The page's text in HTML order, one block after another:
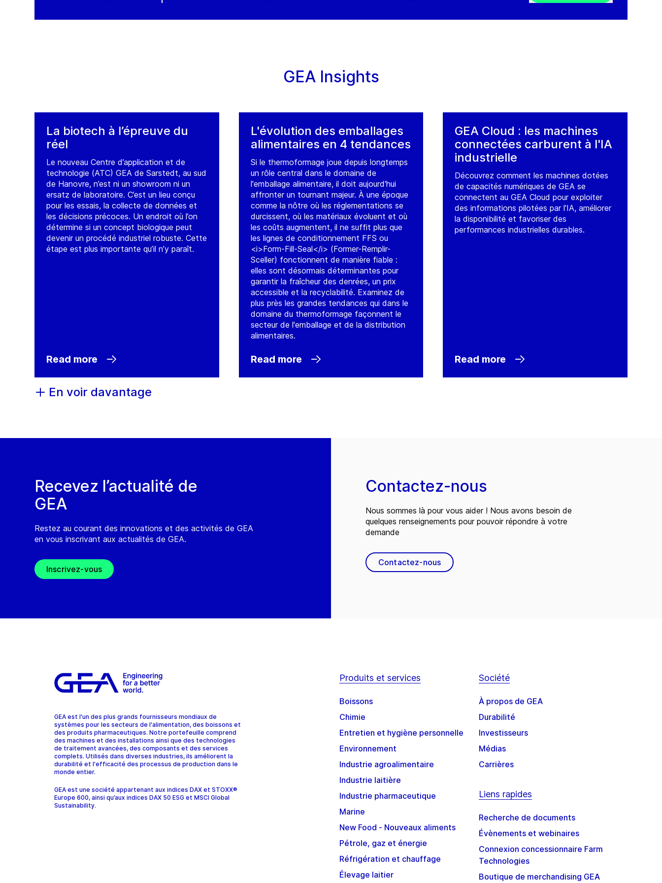
GEA Insights
La biotech à l’épreuve du
réel
Le nouveau Centre d’application et de
technologie (ATC) GEA de Sarstedt, au sud
de Hanovre, n’est ni un showroom ni un
ersatz de laboratoire. C’est un lieu conçu
pour les essais, la collecte de données et
les décisions précoces. Un endroit où l’on
détermine si un concept biologique peut
devenir un procédé industriel robuste. Cette
étape est plus importante qu’il n’y paraît.
Read more
L'évolution des emballages
alimentaires en 4 tendances
Si le thermoformage joue depuis longtemps
un rôle central dans le domaine de
l'emballage alimentaire, il doit aujourd'hui
affronter un tournant majeur. À une époque
comme la nôtre où les réglementations se
durcissent, où les matériaux évoluent et où
les coûts augmentent, il ne suffit plus que
les lignes de conditionnement FFS ou
<i>Form-Fill-Seal</i> (Former-Remplir-
Sceller) fonctionnent de manière fiable :
elles sont désormais déterminantes pour
garantir la fraîcheur des denrées, un prix
accessible et la recyclabilité. Examinez de
plus près les grandes tendances qui dans le
domaine du thermoformage façonnent le
secteur de l'emballage et de la distribution
alimentaires.
Read more
GEA Cloud : les machines
connectées carburent à l'IA
industrielle
Découvrez comment les machines dotées
de capacités numériques de GEA se
connectent au GEA Cloud pour exploiter
des informations pilotées par l'IA, améliorer
la disponibilité et favoriser des
performances industrielles durables.
Read more
En voir davantage
Recevez l’actualité de
GEA
Restez au courant des innovations et des activités de GEA
en vous inscrivant aux actualités de GEA.
Inscrivez-vous
Contactez-nous
Nous sommes là pour vous aider ! Nous avons besoin de
quelques renseignements pour pouvoir répondre à votre
demande
Contactez-nous
GEA est l'un des plus grands fournisseurs mondiaux de
systèmes pour les secteurs de l'alimentation, des boissons et
des produits pharmaceutiques. Notre portefeuille comprend
des machines et des installations ainsi que des technologies
de traitement avancées, des composants et des services
complets. Utilisés dans diverses industries, ils améliorent la
durabilité et l'efficacité des processus de production dans le
monde entier.
GEA est une société appartenant aux indices DAX et STOXX®
Europe 600, ainsi qu’aux indices DAX 50 ESG et MSCI Global
Sustainability.
Produits et services
Boissons
Chimie
Entretien et hygiène personnelle
Environnement
Industrie agroalimentaire
Industrie laitière
Industrie pharmaceutique
Marine
New Food - Nouveaux aliments
Pétrole, gaz et énergie
Réfrigération et chauffage
Élevage laitier
Société
À propos de GEA
Durabilité
Investisseurs
Médias
Carrières
Liens rapides
Recherche de documents
Évènements et webinaires
Connexion concessionnaire Farm
Technologies
Boutique de merchandising GEA